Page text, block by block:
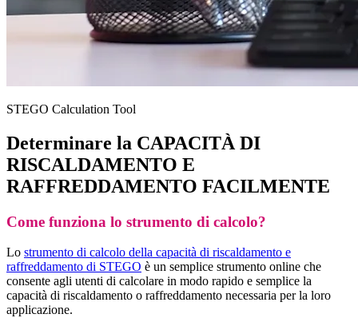
STEGO Calculation Tool
Determinare la CAPACITÀ DI
RISCALDAMENTO E
RAFFREDDAMENTO FACILMENTE
Come funziona lo strumento di calcolo?
Lo strumento di calcolo della capacità di riscaldamento e
raffreddamento di STEGO è un semplice strumento online che
consente agli utenti di calcolare in modo rapido e semplice la
capacità di riscaldamento o raffreddamento necessaria per la loro
applicazione.